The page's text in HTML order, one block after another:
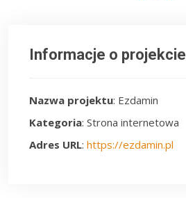
Informacje o projekcie
Nazwa projektu: Ezdamin
Kategoria: Strona internetowa
Adres URL: https://ezdamin.pl